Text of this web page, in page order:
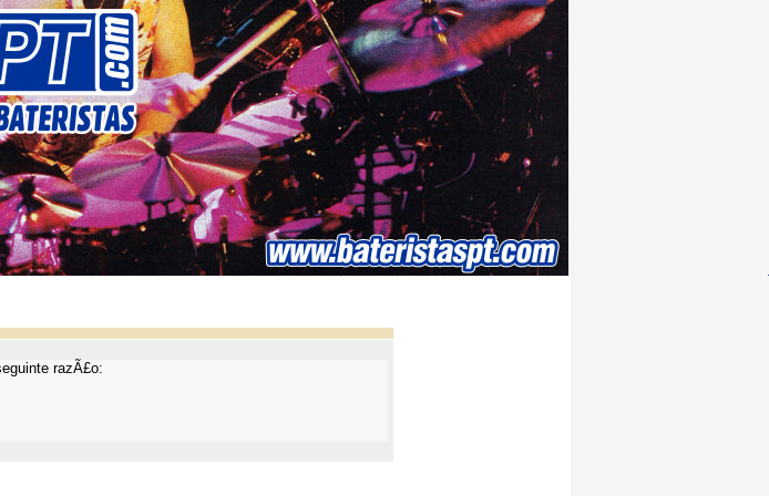
razÃ£o: